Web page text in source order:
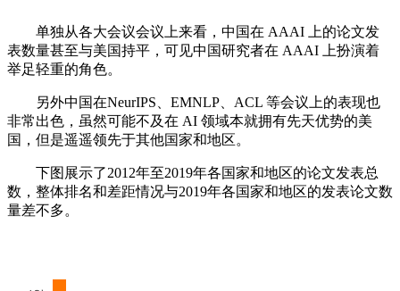
单独从各大会议会议上来看，中国在 AAAI 上的论文发
表数量甚至与美国持平，可见中国研究者在 AAAI 上扮演着
举足轻重的角色。
另外中国在NeurIPS、EMNLP、ACL 等会议上的表现也
非常出色，虽然可能不及在 AI 领域本就拥有先天优势的美
国，但是遥遥领先于其他国家和地区。
下图展示了2012年至2019年各国家和地区的论文发表总
数，整体排名和差距情况与2019年各国家和地区的发表论文数
量差不多。